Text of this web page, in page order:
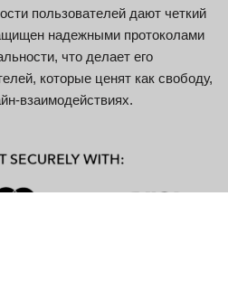
пользователей дают четкий
надежными протоколами
что делает его
которые ценят как свободу,
взаимодействиях.